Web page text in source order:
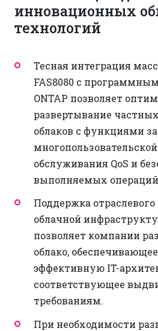
инновационных
технологий
Тесная интеграция
FAS8080 с
ONTAP позволяет
развертывание
облаков с функциями
обслуживания QoS и
выполняемых
Поддержка отраслевого
облачной
позволяет компании
облако,
эффективную IT-
соответствующее
требованиям.
При необходимости